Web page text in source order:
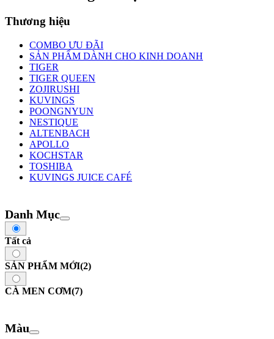
Thương hiệu
COMBO ƯU ĐÃI
SẢN PHẨM DÀNH CHO KINH DOANH
TIGER
TIGER QUEEN
ZOJIRUSHI
KUVINGS
POONGNYUN
NESTIQUE
ALTENBACH
APOLLO
KOCHSTAR
TOSHIBA
KUVINGS JUICE CAFÉ
Danh Mục
Tất cả
SẢN PHẨM MỚI(2)
CÀ MEN CƠM(7)
Màu